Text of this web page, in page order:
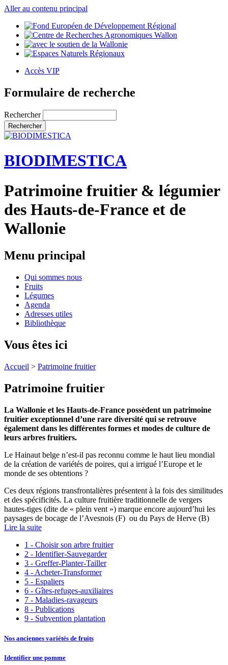
Aller au contenu principal
Accès VIP
Formulaire de recherche
Rechercher
BIODIMESTICA
Patrimoine fruitier & légumier
des Hauts-de-France et de
Wallonie
Menu principal
Qui sommes nous
Fruits
Légumes
Agenda
Adresses utiles
Bibliothèque
Vous êtes ici
Accueil > Patrimoine fruitier
Patrimoine fruitier
La Wallonie et les Hauts-de-France possèdent un patrimoine
fruitier exceptionnel d’une rare diversité qui se retrouve
également dans les différentes formes et modes de culture de
leurs arbres fruitiers.
Le Hainaut belge n’est-il pas reconnu comme le haut lieu mondial
de la création de variétés de poires, qui a irrigué l’Europe et le
monde de ses obtentions ?
Ces deux régions transfrontalières présentent à la fois des similitudes
et des spécificités. La culture fruitière traditionnelle de vergers
hautes-tiges (dite de « plein vent ») marque encore aujourd’hui les
paysages de bocage de l’Avesnois (F) ou du Pays de Herve (B)
Lire la suite
1 - Choisir son arbre fruitier
2 - Identifier-Sauvegarder
3 - Greffer-Planter-Tailler
4 - Acheter-Transformer
5 - Espaliers
6 - Gîtes-refuges-auxiliaires
7 - Maladies-ravageurs
8 - Publications
9 - Subvention plantation
Nos anciennes variétés de fruits
Identifier une pomme